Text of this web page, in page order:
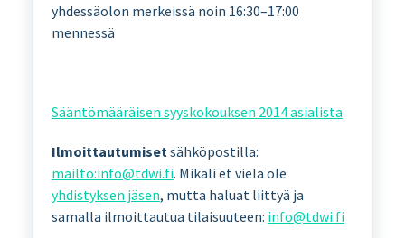
yhdessäolon merkeissä noin 16:30–17:00
mennessä
Sääntömääräisen syyskokouksen 2014 asialista
Ilmoittautumiset sähköpostilla:
mailto:info@tdwi.fi. Mikäli et vielä ole
yhdistyksen jäsen, mutta haluat liittyä ja
samalla ilmoittautua tilaisuuteen: info@tdwi.fi